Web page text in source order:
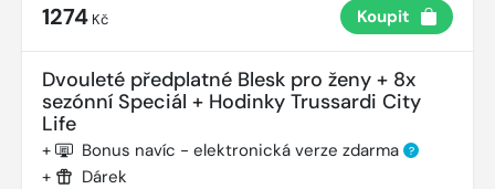
1274 Kč Koupit
Dvouleté předplatné Blesk pro ženy + 8x
sezónní Speciál + Hodinky Trussardi City
Life
+ Bonus navíc - elektronická verze zdarma ?
+ Dárek